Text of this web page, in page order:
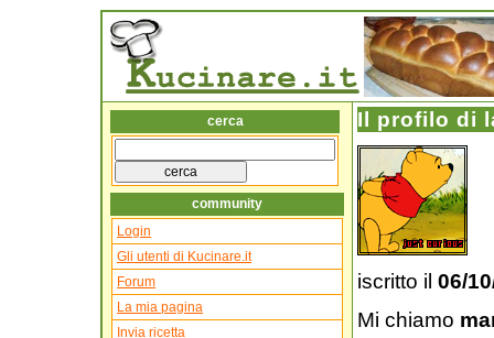
cerca
community
Login
Gli utenti di Kucinare.it
Forum
La mia pagina
Invia ricetta
Il profilo di
iscritto il 06/
Mi chiamo